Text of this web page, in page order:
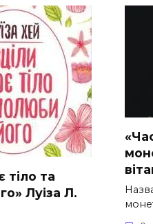
тіло та
Луіза Л.